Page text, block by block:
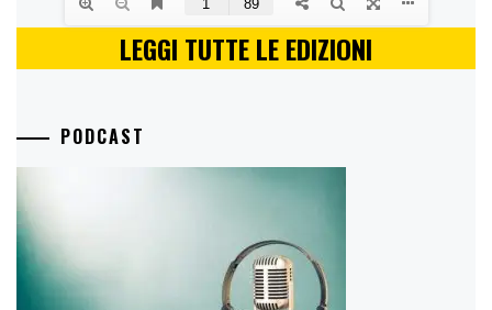
LEGGI TUTTE LE EDIZIONI
PODCAST